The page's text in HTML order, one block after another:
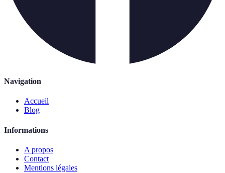
Navigation
Accueil
Blog
Informations
A propos
Contact
Mentions légales